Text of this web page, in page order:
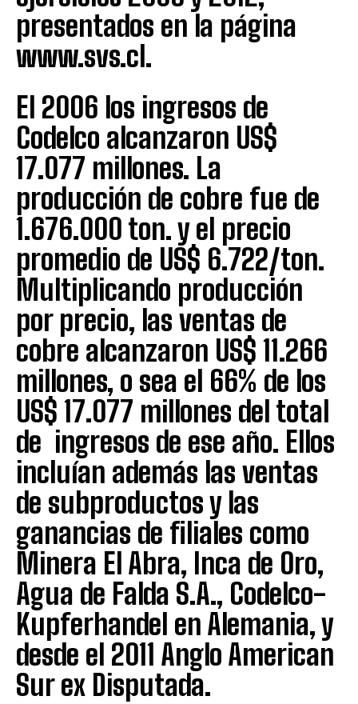
presentados en la página
www.svs.cl.
El 2006 los ingresos de
Codelco alcanzaron US$
17.077 millones. La
producción de cobre fue de
1.676.000 ton. y el precio
promedio de US$ 6.722/ton.
Multiplicando producción
por precio, las ventas de
cobre alcanzaron US$ 11.266
millones, o sea el 66% de los
US$ 17.077 millones del total
de ingresos de ese año. Ellos
incluían además las ventas
de subproductos y las
ganancias de filiales como
Minera El Abra, Inca de Oro,
Agua de Falda S.A., Codelco-
Kupferhandel en Alemania, y
desde el 2011 Anglo American
Sur ex Disputada.